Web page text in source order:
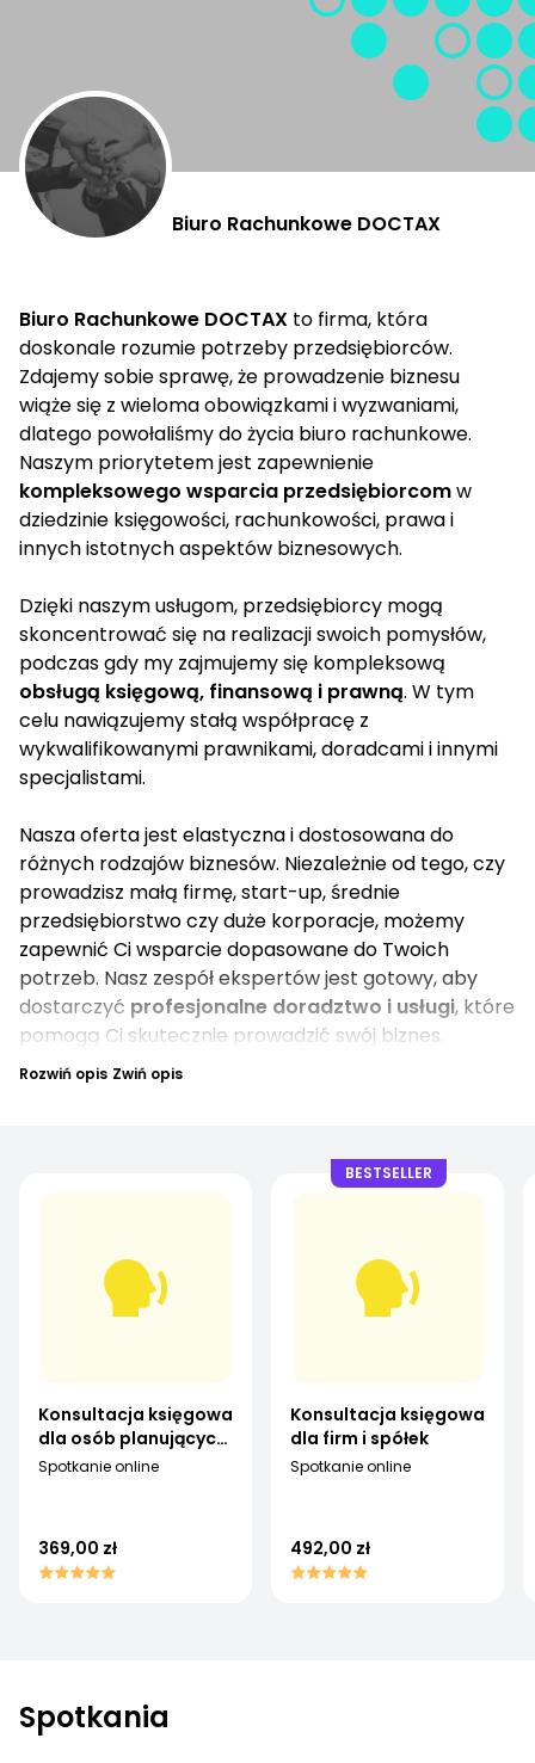
Biuro Rachunkowe DOCTAX
Biuro Rachunkowe DOCTAX to firma, która
doskonale rozumie potrzeby przedsiębiorców.
Zdajemy sobie sprawę, że prowadzenie biznesu
wiąże się z wieloma obowiązkami i wyzwaniami,
dlatego powołaliśmy do życia biuro rachunkowe.
Naszym priorytetem jest zapewnienie
kompleksowego wsparcia przedsiębiorcomw
dziedzinie księgowości, rachunkowości, prawa i
innych istotnych aspektów biznesowych.
Dzięki naszym usługom, przedsiębiorcy mogą
skoncentrować się na realizacji swoich pomysłów,
podczas gdy my zajmujemy się kompleksową
obsługą księgową, finansową i prawną. W tym
celu nawiązujemy stałą współpracę z
wykwalifikowanymi prawnikami, doradcami i innymi
specjalistami.
Nasza oferta jest elastyczna i dostosowana do
różnych rodzajów biznesów. Niezależnie od tego, czy
prowadzisz małą firmę, start-up, średnie
przedsiębiorstwo czy duże korporacje, możemy
zapewnić Ci wsparcie dopasowane do Twoich
potrzeb. Nasz zespół ekspertów jest gotowy, aby
dostarczyć profesjonalne doradztwo i usługi, które
pomogą Ci skutecznie prowadzić swój biznes.
Rozwiń opis Zwiń opis
Konsultacja księgowa
dla osób planujących
lub prowadzących
Spotkanie online
369,00 zł
BESTSELLER
Konsultacja księgowa
dla firm i spółek
Spotkanie online
492,00 zł
Spotkania